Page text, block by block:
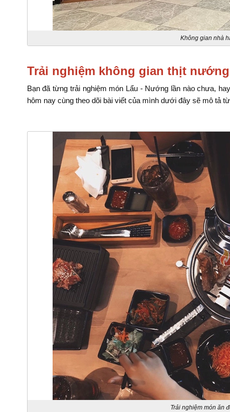
Không gian nhà
Trải nghiệm không gian thịt
Bạn đã từng trải nghiệm món Lẩu - Nướng lần nào chưa,
hôm nay cùng theo dõi bài viết của mình dưới đây sẽ mô tả
Trải nghiệm món ăn